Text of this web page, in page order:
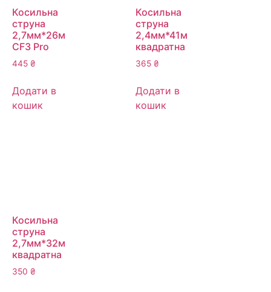
Косильна
струна
2,7мм*26м
CF3 Pro
445 ₴
Додати в
кошик
Косильна
струна
2,4мм*41м
квадратна
365 ₴
Додати в
кошик
Косильна
струна
2,7мм*32м
квадратна
350 ₴